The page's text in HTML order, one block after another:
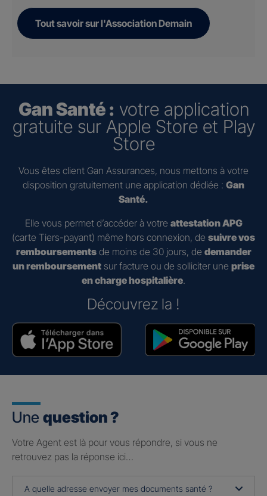
Tout savoir sur l'Association Demain
Gan Santé : votre application
gratuite sur Apple Store et Play
Store
Vous êtes client Gan Assurances, nous mettons à votre
disposition gratuitement une application dédiée : Gan
Santé.
Elle vous permet d’accéder à votre attestation APG
(carte Tiers-payant) même hors connexion, de suivre vos
remboursementsde moins de 30 jours, de demander
un remboursement sur facture ou de solliciter une prise
en charge hospitalière.
Découvrez la !
Une question ?
Votre Agent est là pour vous répondre, si vous ne
retrouvez pas la réponse ici…
A quelle adresse envoyer mes documents santé ?